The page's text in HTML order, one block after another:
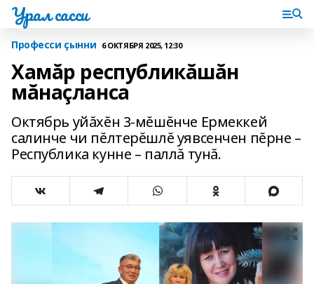
Урал сасси
Професси çынни 6 ОКТЯБРЯ 2025, 12:30
Хамăр республикăшăн
мăнаçланса
Октябрь уйăхĕн 3-мĕшĕнче Ермеккей
салинче чи пĕлтерĕшлĕ уявсенчен пĕрне –
Республика кунне – паллă тунă.